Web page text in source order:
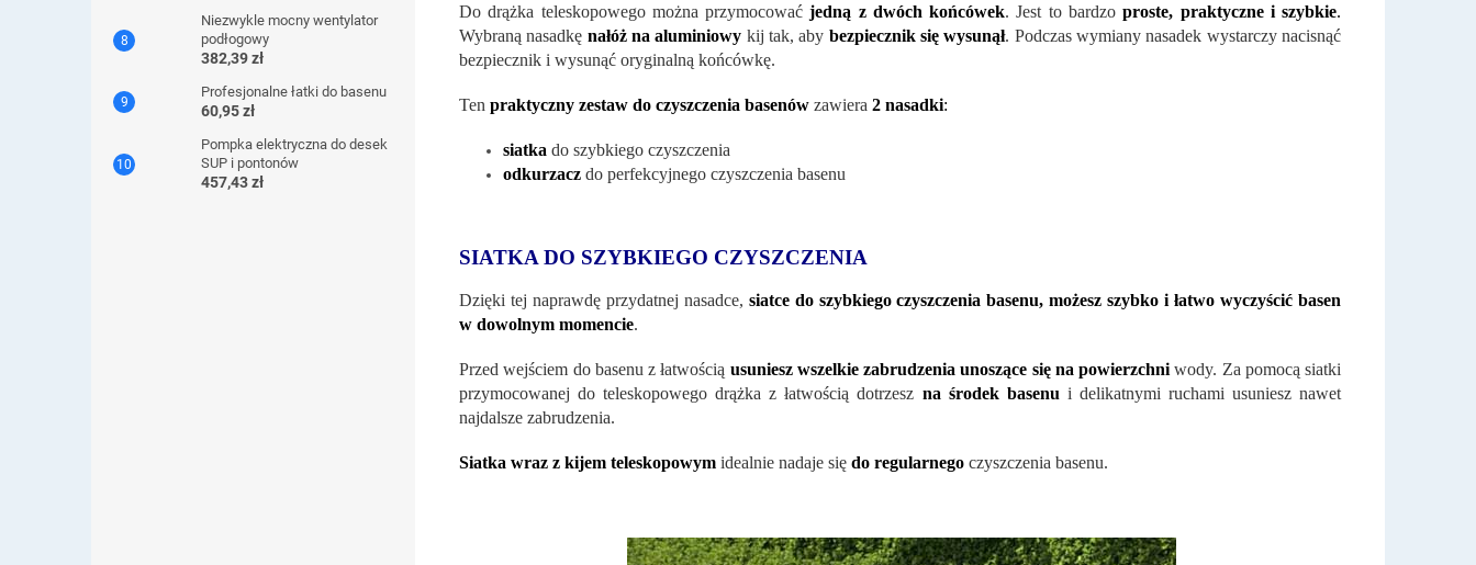
Niezwykle mocny wentylator
podłogowy
382,39 zł
Profesjonalne łatki do basenu
60,95 zł
Pompka elektryczna do desek
SUP i pontonów
457,43 zł
Do drążka teleskopowego można przymocowaćjedną z dwóch końcówek. Jest to bardzoproste, praktyczne i szybkie.
Wybraną nasadkę nałóż na aluminiowy kij tak, aby bezpiecznik się wysunął. Podczas wymiany nasadek wystarczy nacisnąć
bezpiecznik i wysunąć oryginalną końcówkę.
Ten praktyczny zestaw do czyszczenia basenów zawiera 2 nasadki:
siatka do szybkiego czyszczenia
odkurzacz do perfekcyjnego czyszczenia basenu
SIATKA DO SZYBKIEGO CZYSZCZENIA
Dzięki tej naprawdę przydatnej nasadce, siatce do szybkiego czyszczenia basenu, możesz szybko i łatwo wyczyścić basen
w dowolnym momencie.
Przed wejściem do basenu z łatwością usuniesz wszelkie zabrudzenia unoszące się na powierzchni wody. Za pomocą siatki
przymocowanej do teleskopowego drążka z łatwością dotrzesz na środek basenu i delikatnymi ruchami usuniesz nawet
najdalsze zabrudzenia.
Siatka wraz z kijem teleskopowym idealnie nadaje się do regularnego czyszczenia basenu.